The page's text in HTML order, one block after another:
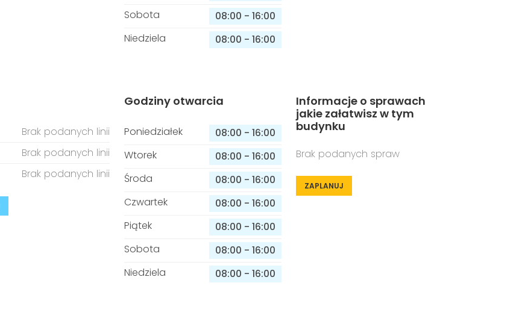
Sobota
08:00 - 16:00
Niedziela
08:00 - 16:00
Brak podanych linii
Brak podanych linii
Brak podanych linii
Godziny otwarcia
Poniedziałek 08:00 - 16:00
Wtorek
08:00 - 16:00
Środa
08:00 - 16:00
Czwartek
08:00 - 16:00
Piątek
08:00 - 16:00
Sobota
08:00 - 16:00
Niedziela
08:00 - 16:00
Informacje o sprawach
jakie załatwisz w tym
budynku
Brak podanych spraw
ZAPLANUJ